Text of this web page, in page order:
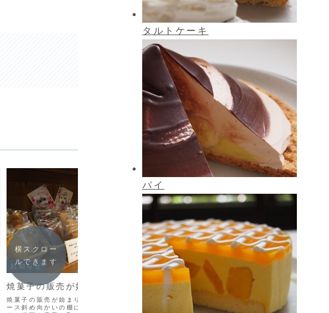
お知らせ
焼菓子の販売が始まりました
焼菓子の販売が始まりました。ショーケ
ース斜め向かいの棚に陳列しておりま
お知らせ
4月13日(月)・14日(火)は連休
させて頂きます
4月13日(月)・14日(火)は連休させて頂
きますご了承下さいませ。
横スクロー
ルできます
タルトケーキ
パイ